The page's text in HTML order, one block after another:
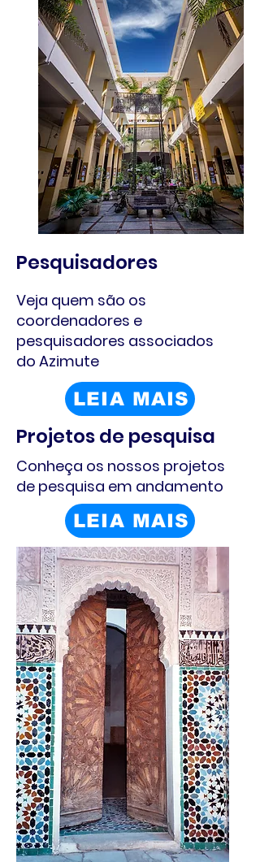
Pesquisadores
Veja quem são os
coordenadores e
pesquisadores associados
do Azimute
LEIA MAIS
Projetos de pesquisa
Conheça os nossos projetos
de pesquisa em andamento
LEIA MAIS